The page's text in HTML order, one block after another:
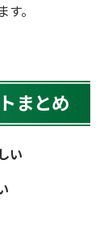
。
まとめ
い